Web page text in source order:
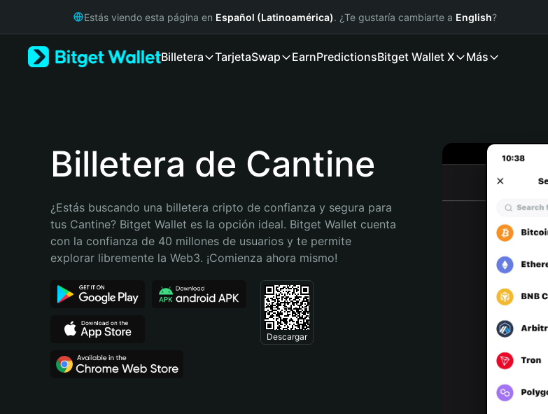
Русский
Bahasa Indonesia
Português (Brasil)
Estás viendo esta página en Español (Latinoamérica). ¿Te gustaría cambiarte a English?
Billetera TarjetaSwap EarnPredictionsBitget Wallet X Más
Billetera de Cantine
¿Estás buscando una billetera cripto de confianza y segura para
tus Cantine? Bitget Wallet es la opción ideal. Bitget Wallet cuenta
con la confianza de 40 millones de usuarios y te permite
explorar libremente la Web3. ¡Comienza ahora mismo!
Descargar